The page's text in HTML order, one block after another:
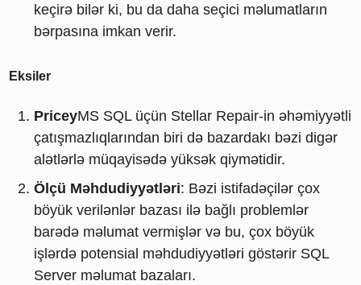
keçirə bilər ki, bu da daha seçici məlumatların
bərpasına imkan verir.
Eksiler
PriceyMS SQL üçün Stellar Repair-in əhəmiyyətli
çatışmazlıqlarından biri də bazardakı bəzi digər
alətlərlə müqayisədə yüksək qiymətidir.
Ölçü Məhdudiyyətləri: Bəzi istifadəçilər çox
böyük verilənlər bazası ilə bağlı problemlər
barədə məlumat vermişlər və bu, çox böyük
işlərdə potensial məhdudiyyətləri göstərir SQL
Server məlumat bazaları.